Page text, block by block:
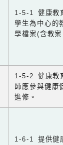
1-5-1 健康教
學生為中心的
學檔案(含教
1-5-2 健康教
師應參與健康
進修。
1-6-1 提供健